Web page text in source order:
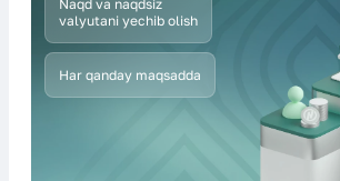
Naqd va naqdsiz
valyutani yechib olish
Har qanday maqsadda